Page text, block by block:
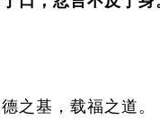
之基，载福之道。